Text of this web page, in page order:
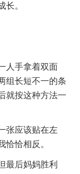
长。
人手拿着双面
组长短不一的条
就按这种方法一
张应该贴在左
恰恰相反。
最后妈妈胜利